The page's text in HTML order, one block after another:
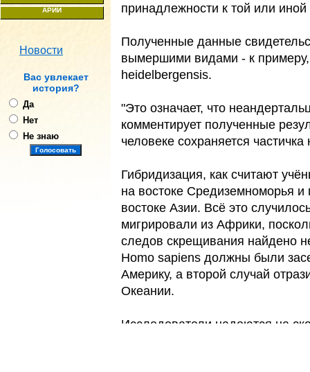
АРИИ
Новости
Ваc увлекает
история?
Да
Нет
Не знаю
принадлежности к той или
Полученные данные
вымершими видами - к
heidelbergensis.
"Это означает, что
комментирует полученные
человеке сохраняется
Гибридизация, как считают
на востоке Средиземноморья и
востоке Азии. Всё это
мигрировали из Африки,
следов скрещивания найдено
Homo sapiens должны были
Америку, а второй случай
Океании.
Исследователи надеются на